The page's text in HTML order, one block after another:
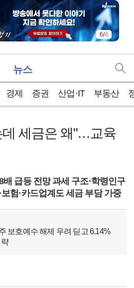
1/6
뉴스
경제 증권 산업·IT 부동산
데 세금은 왜"…교육
급등 전망 과세 구조·학령인구
험·카드업계도 세금 부담 가중
보호예수 해제 우려 딛고 6.14%